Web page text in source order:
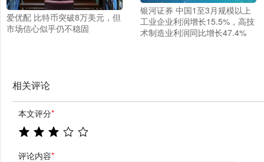
爱优配 比特币突破8万美元，但
市场信心似乎仍不稳固
银河证券 中国1至3月规模以上
工业企业利润增长15.5%，高技
术制造业利润同比增长47.4%
相关评论
本文评分*
评论内容*